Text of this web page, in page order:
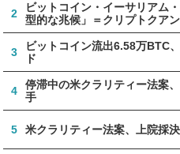
2
ビットコイン・イーサリアム
型的な兆候」＝クリプトクア
3
ビットコイン流出6.58万BTC
ド
4
停滞中の米クラリティー法案
手
5 米クラリティー法案、上院採